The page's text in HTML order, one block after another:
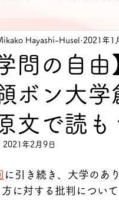
介 その他
問の自
ボン大
文で読も
Hayashi-Husel 2021年1
2021年2月9日
に引き続き、大学のあ
に対する批判につい